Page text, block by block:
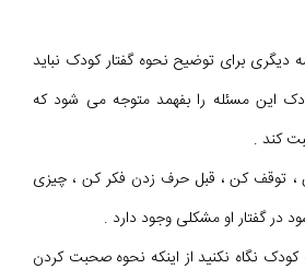
دیگری برای توضیح نحوه گفتار کودک نباید
این مسئله را بفهمد متوجه می شود که
کند .
، توقف کن ، قبل حرف زدن فکر کن ، چیزی
در گفتار او مشکلی وجود دارد .
کودک نگاه نکنید از اینکه نحوه صحبت کردن